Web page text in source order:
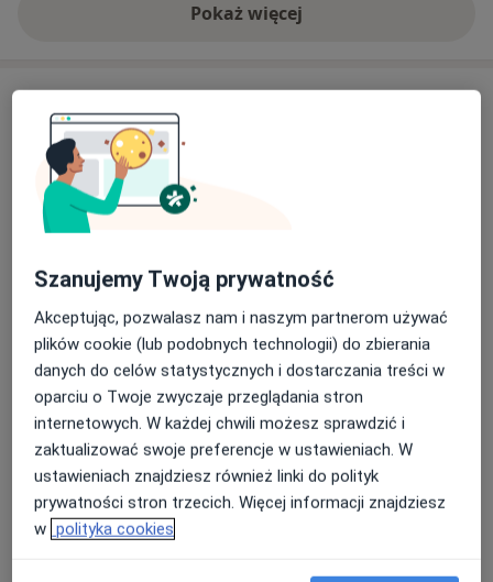
Pokaż więcejo doświadczeniu
Usługi i ceny
Konsultacja laryngologiczna
Od 220 zł Szczegóły
Medical appointment in English
Od 260 zł Szczegóły
Usuwanie zmian błony śluzowej
Od 700 zł Szczegóły Umów wizytę
Usunięcie ciała obcego z ucha
250 zł Szczegóły Umów wizytę
Usunięcie ciała obcego z nosa
Od 250 zł Szczegóły
Szanujemy Twoją prywatność
Akceptując, pozwalasz nam i naszym partnerom używać
plików cookie (lub podobnych technologii) do zbierania
danych do celów statystycznych i dostarczania treści w
oparciu o Twoje zwyczaje przeglądania stron
internetowych. W każdej chwili możesz sprawdzić i
zaktualizować swoje preferencje w ustawieniach. W
ustawieniach znajdziesz również linki do polityk
prywatności stron trzecich. Więcej informacji znajdziesz
w polityka cookies